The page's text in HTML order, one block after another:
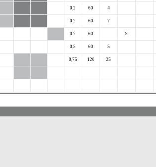
0,2 60 4
0,2 60 7
0,2 60 9
0,5 60 5
0,75 120 25